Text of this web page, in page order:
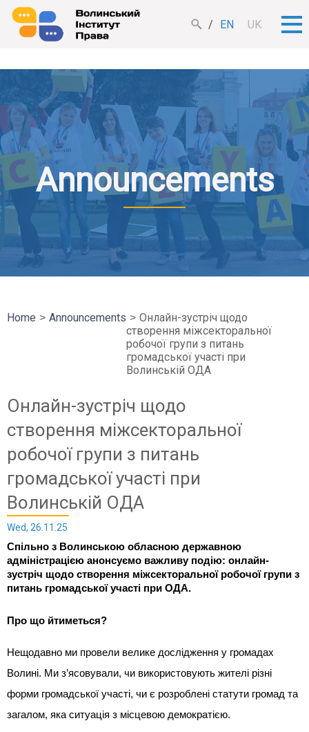
EN UK
Announcements
Home Announcements
Онлайн-зустріч щодо
створення міжсекторальної
робочої групи з питань
громадської участі при
Волинській ОДА
Онлайн-зустріч щодо
створення міжсекторальної
робочої групи з питань
громадської участі при
Волинській ОДА
Wed, 26.11.25
Спільно з Волинською обласною державною
адміністрацією анонсуємо важливу подію: онлайн-
зустріч щодо створення міжсекторальної робочої групи з
питань громадської участі при ОДА.
Про що йтиметься?
Нещодавно ми провели велике дослідження у громадах
Волині. Ми з’ясовували, чи використовують жителі різні
форми громадської участі, чи є розроблені статути громад та
загалом, яка ситуація з місцевою демократією.